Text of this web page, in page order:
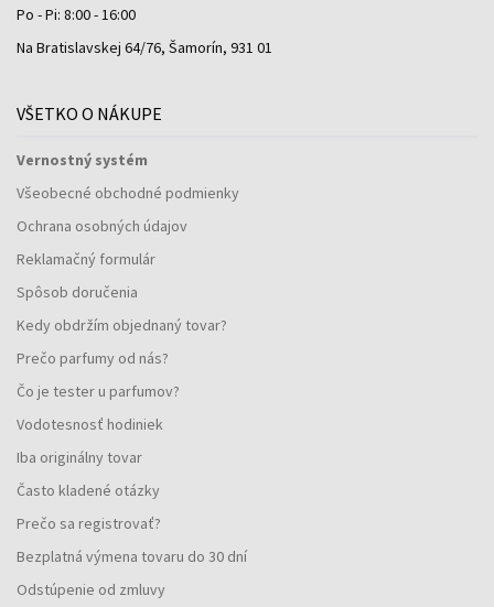
Po - Pi: 8:00 - 16:00
Na Bratislavskej 64/76, Šamorín, 931 01
VŠETKO O NÁKUPE
Vernostný systém
Všeobecné obchodné podmienky
Ochrana osobných údajov
Reklamačný formulár
Spôsob doručenia
Kedy obdržím objednaný tovar?
Prečo parfumy od nás?
Čo je tester u parfumov?
Vodotesnosť hodiniek
Iba originálny tovar
Často kladené otázky
Prečo sa registrovať?
Bezplatná výmena tovaru do 30 dní
Odstúpenie od zmluvy